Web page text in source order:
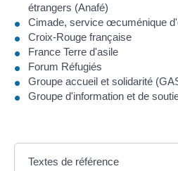
étrangers (Anafé)
Cimade, service œcuménique
Croix-Rouge française
France Terre d'asile
Forum Réfugiés
Groupe accueil et solidarité
Groupe d'information et de
Textes de référence